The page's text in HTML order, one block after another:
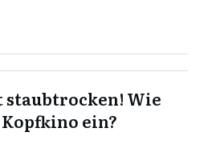
staubtrocken! Wie
ein?